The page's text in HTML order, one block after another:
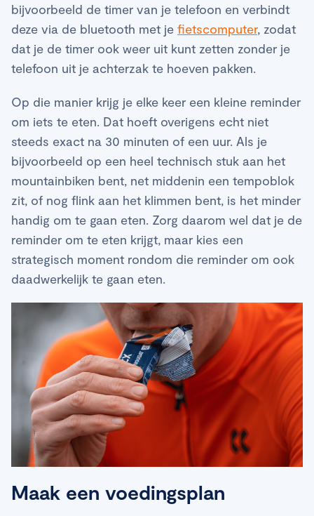
bijvoorbeeld de timer van je telefoon en verbindt
deze via de bluetooth met je fietscomputer, zodat
dat je de timer ook weer uit kunt zetten zonder je
telefoon uit je achterzak te hoeven pakken.
Op die manier krijg je elke keer een kleine reminder
om iets te eten. Dat hoeft overigens echt niet
steeds exact na 30 minuten of een uur. Als je
bijvoorbeeld op een heel technisch stuk aan het
mountainbiken bent, net middenin een tempoblok
zit, of nog flink aan het klimmen bent, is het minder
handig om te gaan eten. Zorg daarom wel dat je de
reminder om te eten krijgt, maar kies een
strategisch moment rondom die reminder om ook
daadwerkelijk te gaan eten.
Maak een voedingsplan